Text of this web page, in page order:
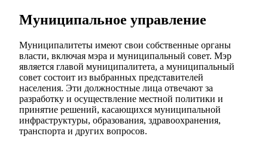
Муниципальное управление
Муниципалитеты имеют свои собственные органы
власти, включая мэра и муниципальный совет. Мэр
является главой муниципалитета, а муниципальный
совет состоит из выбранных представителей
населения. Эти должностные лица отвечают за
разработку и осуществление местной политики и
принятие решений, касающихся муниципальной
инфраструктуры, образования, здравоохранения,
транспорта и других вопросов.